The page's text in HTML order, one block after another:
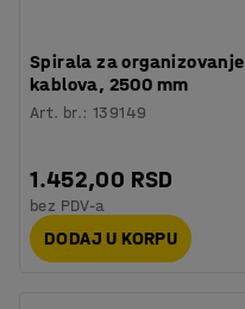
Spirala za organizovanje
kablova, 2500 mm
Art. br.:139149
1.452,00 RSD
bez PDV-a
DODAJ U KORPU